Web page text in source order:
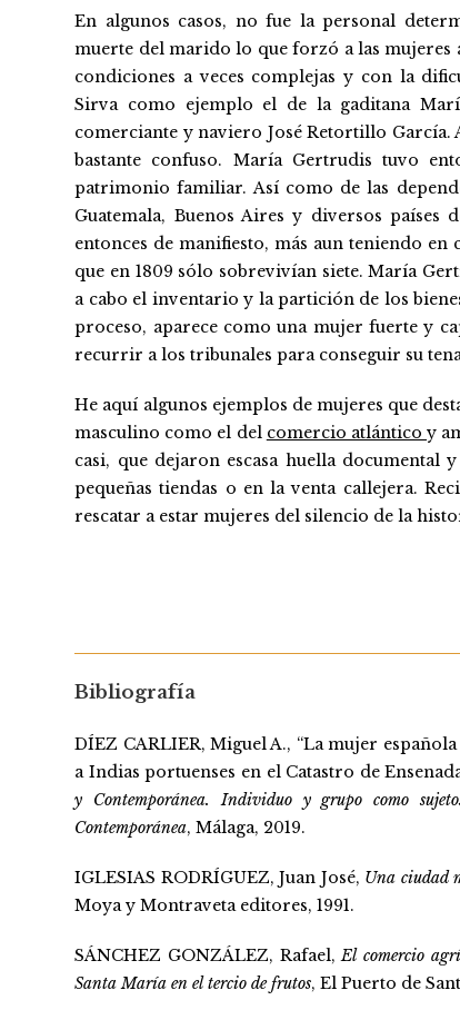
En algunos casos, no fue la personal
muerte del marido lo que forzó a las mujeres
condiciones a veces complejas y con la
Sirva como ejemplo el de la gaditana
comerciante y naviero José Retortillo García.
bastante confuso. María Gertrudis tuvo
patrimonio familiar. Así como de las
Guatemala, Buenos Aires y diversos
entonces de manifiesto, más aun teniendo
que en 1809 sólo sobrevivían siete. María
a cabo el inventario y la partición de los
proceso, aparece como una mujer fuerte y
recurrir a los tribunales para conseguir su
He aquí algunos ejemplos de mujeres que
masculino como el del comercio atlánticoy
casi, que dejaron escasa huella
pequeñas tiendas o en la venta callejera.
rescatar a estar mujeres del silencio de la
Bibliografía
DÍEZ CARLIER, Miguel A., “La mujer
a Indias portuenses en el Catastro de
y Contemporánea. Individuo y grupo como
Contemporánea, Málaga, 2019.
IGLESIAS RODRÍGUEZ, Juan José, Una ciudad
Moya y Montraveta editores, 1991.
SÁNCHEZ GONZÁLEZ, Rafael,El comercio
Santa María en el tercio de frutos, El Puerto de